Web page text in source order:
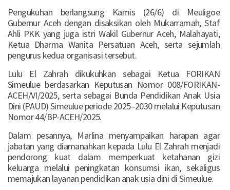
Pengukuhan berlangsung Kamis (26/6) di Meuligoe
Gubernur Aceh dengan disaksikan oleh Mukarramah, Staf
Ahli PKK yang juga istri Wakil Gubernur Aceh, Malahayati,
Ketua Dharma Wanita Persatuan Aceh, serta sejumlah
pengurus kedua organisasi tersebut.
Lulu El Zahrah dikukuhkan sebagai Ketua FORIKAN
Simeulue berdasarkan Keputusan Nomor 008/FORIKAN-
ACEH/VI/2025, serta sebagai Bunda Pendidikan Anak Usia
Dini (PAUD) Simeulue periode 2025–2030 melalui Keputusan
Nomor 44/BP-ACEH/2025.
Dalam pesannya, Marlina menyampaikan harapan agar
jabatan yang diamanahkan kepada Lulu El Zahrah menjadi
pendorong kuat dalam memperkuat ketahanan gizi
keluarga melalui peningkatan konsumsi ikan, sekaligus
memajukan layanan pendidikan anak usia dini di Simeulue.